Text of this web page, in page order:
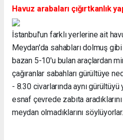
Havuz arabaları çığırtkanlık
İstanbul'un farklı yerlerine ait
Meydan'da sahabları dolmuş
bazan 5-10'u bulan araçlardan
çağıranlar sabahları gürültüye
- 8.30 civarlarında aynı gürültüyü
esnaf çevrede zabıta
meydan olmadıklarını söylüyorlar.